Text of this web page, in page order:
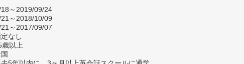
～2019/09/24
～2018/10/09
～2017/09/07
なし
以上